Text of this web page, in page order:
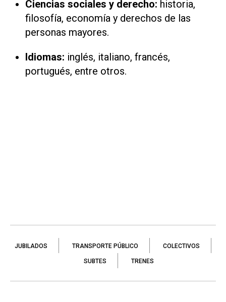
Ciencias sociales y derecho: historia,
filosofía, economía y derechos de las
personas mayores.
Idiomas: inglés, italiano, francés,
portugués, entre otros.
JUBILADOS TRANSPORTE PÚBLICO COLECTIVOS
SUBTES TRENES